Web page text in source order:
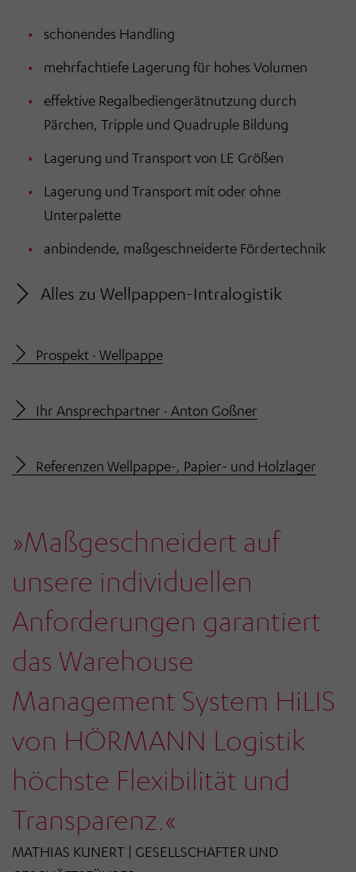
schonendes Handling
mehrfachtiefe Lagerung für hohes Volumen
effektive Regalbediengerätnutzung durch
Pärchen, Tripple und Quadruple Bildung
Lagerung und Transport von LE Größen
Lagerung und Transport mit oder ohne
Unterpalette
anbindende, maßgeschneiderte Fördertechnik
Alles zu Wellpappen-Intralogistik
Prospekt · Wellpappe
Ihr Ansprechpartner · Anton Goßner
Referenzen Wellpappe-, Papier- und Holzlager
»Maßgeschneidert auf
unsere individuellen
Anforderungen garantiert
das Warehouse
Management System HiLIS
von HÖRMANN Logistik
höchste Flexibilität und
Transparenz.«
MATHIAS KUNERT | GESELLSCHAFTER UND